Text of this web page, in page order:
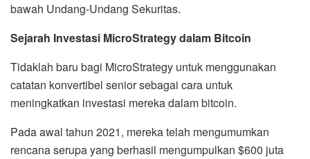
bawah Undang-Undang Sekuritas.
Sejarah Investasi MicroStrategy dalam Bitcoin
Tidaklah baru bagi MicroStrategy untuk menggunakan
catatan konvertibel senior sebagai cara untuk
meningkatkan investasi mereka dalam bitcoin.
Pada awal tahun 2021, mereka telah mengumumkan
rencana serupa yang berhasil mengumpulkan $600 juta